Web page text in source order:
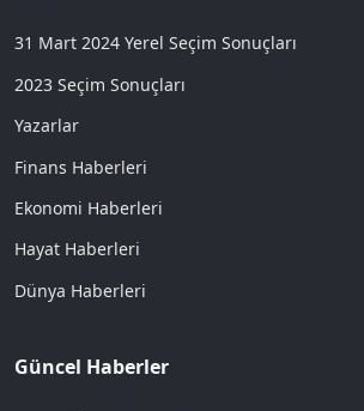
31 Mart 2024 Yerel Seçim Sonuçları
2023 Seçim Sonuçları
Yazarlar
Finans Haberleri
Ekonomi Haberleri
Hayat Haberleri
Dünya Haberleri
Güncel Haberler